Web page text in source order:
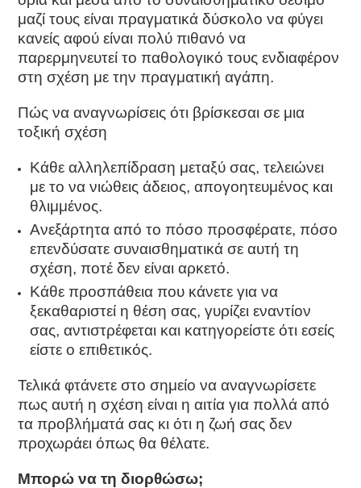
μαζί τους είναι πραγματικά δύσκολο να φύγει
κανείς αφού είναι πολύ πιθανό να
παρερμηνευτεί το παθολογικό τους ενδιαφέρον
στη σχέση με την πραγματική αγάπη.
Πώς να αναγνωρίσεις ότι βρίσκεσαι σε μια
τοξική σχέση
Κάθε αλληλεπίδραση μεταξύ σας, τελειώνει
με το να νιώθεις άδειος, απογοητευμένος και
θλιμμένος.
Ανεξάρτητα από το πόσο προσφέρατε, πόσο
επενδύσατε συναισθηματικά σε αυτή τη
σχέση, ποτέ δεν είναι αρκετό.
Κάθε προσπάθεια που κάνετε για να
ξεκαθαριστεί η θέση σας, γυρίζει εναντίον
σας, αντιστρέφεται και κατηγορείστε ότι εσείς
είστε ο επιθετικός.
Τελικά φτάνετε στο σημείο να αναγνωρίσετε
πως αυτή η σχέση είναι η αιτία για πολλά από
τα προβλήματά σας κι ότι η ζωή σας δεν
προχωράει όπως θα θέλατε.
Μπορώ να τη διορθώσω;